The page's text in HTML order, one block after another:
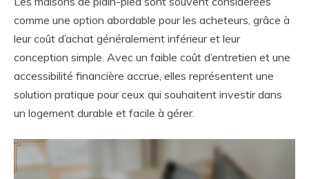
comme une option abordable pour les acheteurs, grâce à
leur coût d’achat généralement inférieur et leur
conception simple. Avec un faible coût d’entretien et une
accessibilité financière accrue, elles représentent une
solution pratique pour ceux qui souhaitent investir dans
un logement durable et facile à gérer.